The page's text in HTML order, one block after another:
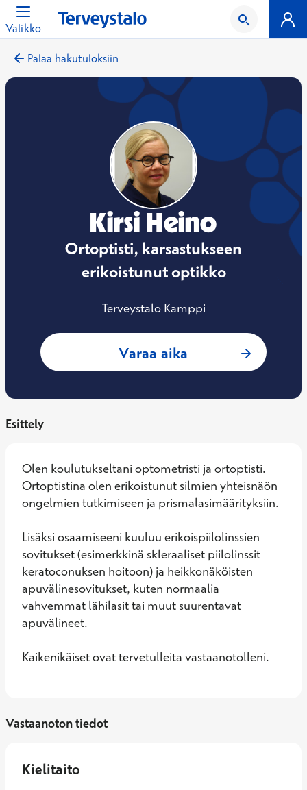
Valikko
Palaa hakutuloksiin
Kirsi Heino
Ortoptisti, karsastukseen
erikoistunut optikko
Terveystalo Kamppi
Varaa aika : Kirsi Heino,
Esittely
Olen koulutukseltani optometristi ja ortoptisti.
Ortoptistina olen erikoistunut silmien yhteisnäön
ongelmien tutkimiseen ja prismalasimäärityksiin.
Lisäksi osaamiseeni kuuluu erikoispiilolinssien
sovitukset (esimerkkinä skleraaliset piilolinssit
keratoconuksen hoitoon) ja heikkonäköisten
apuvälinesovitukset, kuten normaalia
vahvemmat lähilasit tai muut suurentavat
apuvälineet.
Kaikenikäiset ovat tervetulleita vastaanotolleni.
Vastaanoton tiedot
Kielitaito